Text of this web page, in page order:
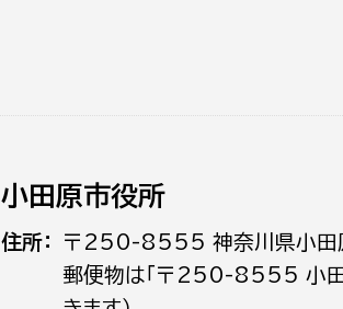
小田原市役所
住所
〒250-8555 神奈川県小田
郵便物は「〒250-8555 小田